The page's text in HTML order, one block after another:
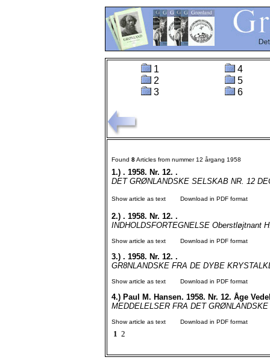
1
2
3
4
5
6
Found 8Articles from nummer 12 årgang 1958
1.) . 1958. Nr. 12. .
DET GRØNLANDSKE SELSKAB NR. 12
Show article as text Download in PDF format
2.) . 1958. Nr. 12. .
INDHOLDSFORTEGNELSE Oberstløjtnant
Show article as text Download in PDF format
3.) . 1958. Nr. 12. .
GR8NLANDSKE FRA DE DYBE
Show article as text Download in PDF format
4.) Paul M. Hansen. 1958. Nr. 12. Åge
MEDDELELSER FRA DET
Show article as text Download in PDF format
1 2